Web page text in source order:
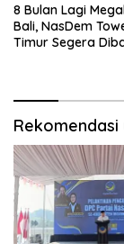
8 Bulan Lagi
Bali, NasDem
Timur Segera
Rekomendasi